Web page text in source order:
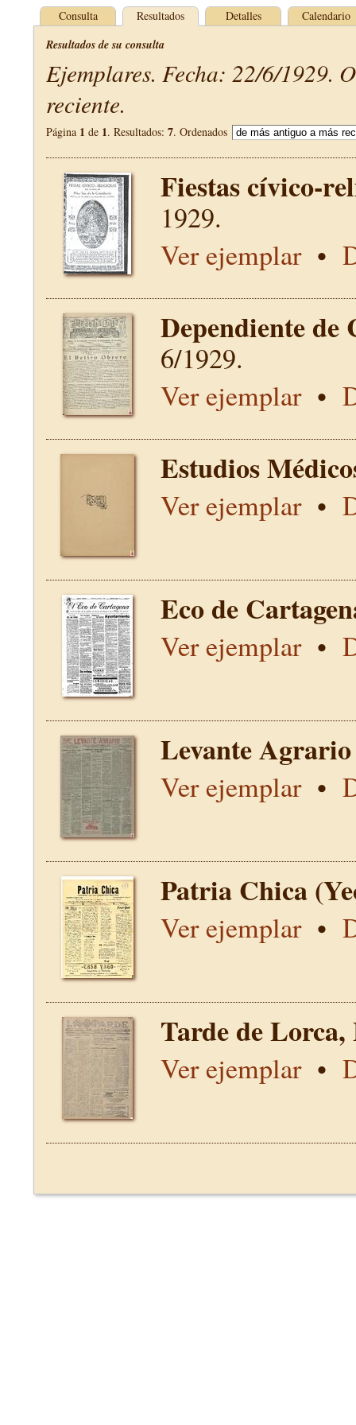
Consulta Resultados Detalles Calendario
Resultados de su consulta
Ejemplares. Fecha: 22/6/1929.
reciente.
Página 1 de 1. Resultados: 7. Ordenados
Fiestas cívico-
1929.
Ver ejemplar•
Dependiente de
6/1929.
Ver ejemplar•
Estudios
Ver ejemplar•
Eco de
Ver ejemplar•
Levante
Ver ejemplar•
Patria Chica
Ver ejemplar•
Tarde de
Ver ejemplar•